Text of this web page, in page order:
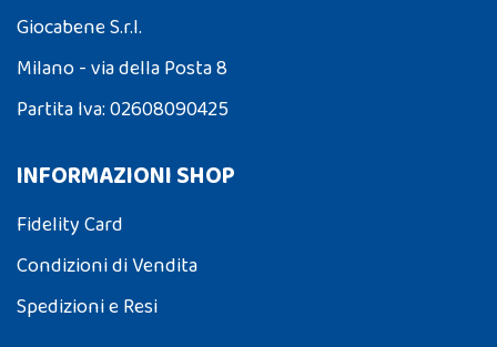
Giocabene S.r.l.
Milano - via della Posta 8
Partita Iva: 02608090425
INFORMAZIONI SHOP
Fidelity Card
Condizioni di Vendita
Spedizioni e Resi